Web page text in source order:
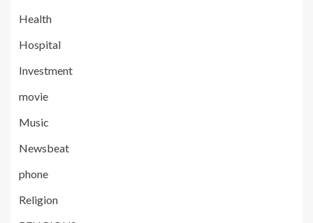
Health
Hospital
Investment
movie
Music
Newsbeat
phone
Religion